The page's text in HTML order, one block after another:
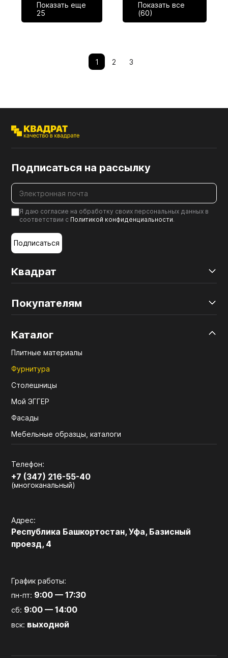
Показать еще
25
Показать все
(60)
1 2 3
Квадрат
Покупателям
Каталог
Плитные материалы
Фурнитура
Столешницы
Мой ЭГГЕР
Фасады
Мебельные образцы, каталоги
Телефон:
+7 (347) 216-55-40
(многоканальный)
Адрес:
Республика Башкортостан, Уфа, Базисный
проезд, 4
График работы:
пн-пт: 9:00 — 17:30
сб: 9:00 — 14:00
вск: выходной
Подписаться на рассылку
Я даю согласие на обработку своих персональных данных в
соответствии с Политикой конфиденциальности.
Подписаться